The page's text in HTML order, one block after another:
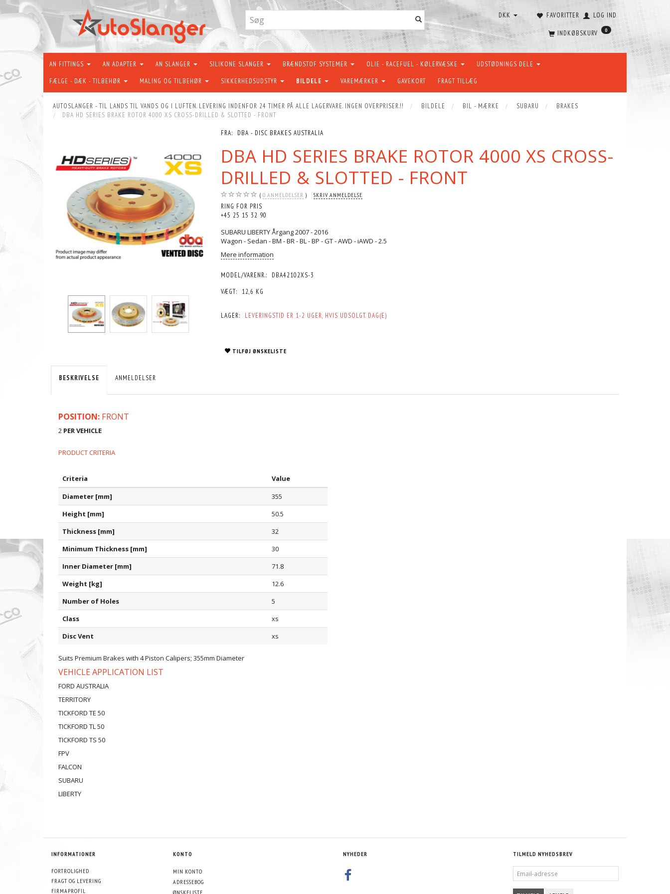
FAVORITTER LOG IND
DKK
INDKØBSKURV 0
AN FITTINGS AN ADAPTER AN SLANGER SILIKONE SLANGER BRÆNDSTOF SYSTEMER OLIE - RACEFUEL - KØLERVÆSKE UDSTØDNINGS DELE
FÆLGE - DÆK - TILBEHØR MALING OG TILBEHØR SIKKERHEDSUDSTYR BILDELE VAREMÆRKER GAVEKORT FRAGT TILLÆG
AUTOSLANGER - TIL LANDS TIL VANDS OG I LUFTEN. LEVERING INDENFOR 24 TIMER PÅ ALLE LAGERVARE. INGEN OVERPRISER.!! BILDELE BIL - MÆRKE SUBARU
BRAKES
DBA HD SERIES BRAKE ROTOR 4000 XS CROSS-DRILLED & SLOTTED - FRONT
FRA: DBA - DISC BRAKES AUSTRALIA
DBA HD SERIES BRAKE ROTOR 4000 XS CROSS-
DRILLED & SLOTTED - FRONT
0 ANMELDELSER SKRIV ANMELDELSE
RING FOR PRIS
+45 25 15 32 90
SUBARU LIBERTY Årgang 2007 - 2016
Wagon - Sedan - BM - BR - BL - BP - GT - AWD - iAWD - 2.5
Mere information
MODEL/VARENR.:
DBA42102XS-3
VÆGT:
12,6 KG
LAGER: LEVERINGSTID ER 1-2 UGER, HVIS UDSOLGT. DAG(E)
TILFØJ ØNSKELISTE
BESKRIVELSE ANMELDELSER
POSITION: FRONT
2 PER VEHICLE
PRODUCT CRITERIA
Criteria
Value
Diameter [mm]
355
Height [mm]
50.5
Thickness [mm]
32
Minimum Thickness [mm]
30
Inner Diameter [mm]
71.8
Weight [kg]
12.6
Number of Holes
5
Class
xs
Disc Vent
xs
Suits Premium Brakes with 4 Piston Calipers; 355mm Diameter
VEHICLE APPLICATION LIST
FORD AUSTRALIA
TERRITORY
TICKFORD TE 50
TICKFORD TL 50
TICKFORD TS 50
FPV
FALCON
SUBARU
LIBERTY
INFORMATIONER
FORTROLIGHED
FRAGT OG LEVERING
FIRMAPROFIL
KONTO
MIN KONTO
ADRESSEBOG
ØNSKELISTE
NYHEDER TILMELD NYHEDSBREV
ADRESSE